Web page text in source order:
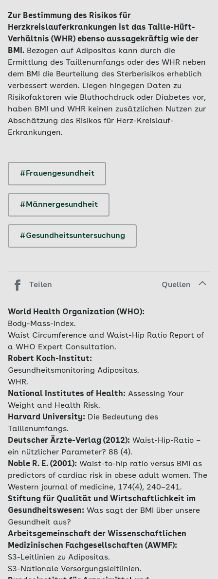
Zur Bestimmung des Risikos für
Herzkreislauferkrankungen ist das Taille-Hüft-
Verhältnis (WHR) ebenso aussagekräftig wie der
BMI. Bezogen auf Adipositas kann durch die
Ermittlung des Taillenumfangs oder des WHR neben
dem BMI die Beurteilung des Sterberisikos erheblich
verbessert werden. Liegen hingegen Daten zu
Risikofaktoren wie Bluthochdruck oder Diabetes vor,
haben BMI und WHR keinen zusätzlichen Nutzen zur
Abschätzung des Risikos für Herz-Kreislauf-
Erkrankungen.
#Frauengesundheit
#Männergesundheit
#Gesundheitsuntersuchung
Teilen Quellen
World Health Organization (WHO):
Body-Mass-Index.
Waist Circumference and Waist-Hip Ratio Report of
a WHO Expert Consultation.
Robert Koch-Institut:
Gesundheitsmonitoring Adipositas.
WHR.
National Institutes of Health: Assessing Your
Weight and Health Risk.
Harvard University: Die Bedeutung des
Taillenumfangs.
Deutscher Ärzte-Verlag (2012): Waist-Hip-Ratio –
ein nützlicher Parameter? 88 (4).
Noble R. E. (2001): Waist-to-hip ratio versus BMI as
predictors of cardiac risk in obese adult women. The
Western journal of medicine, 174(4), 240–241.
Stiftung für Qualität und Wirtschaftlichkeit im
Gesundheitswesen: Was sagt der BMI über unsere
Gesundheit aus?
Arbeitsgemeinschaft der Wissenschaftlichen
Medizinischen Fachgesellschaften (AWMF):
S3-Leitlinien zu Adipositas.
S3-Nationale Versorgungsleitlinien.